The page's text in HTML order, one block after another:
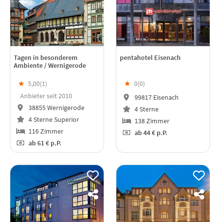
Tagen in besonderem
Ambiente / Wernigerode
★ 5,00(1)
Anbieter seit 2010
38855 Wernigerode
4 Sterne Superior
116 Zimmer
ab61 € p.P.
pentahotel Eisenach
★ 0(0)
99817 Eisenach
4 Sterne
138 Zimmer
ab44 € p.P.